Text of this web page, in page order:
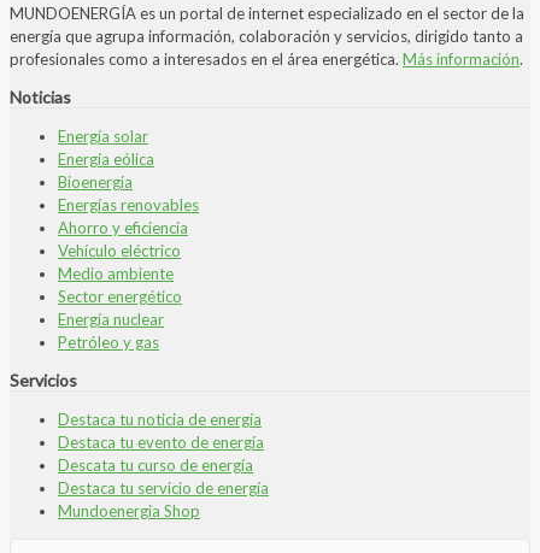
MUNDOENERGÍA es un portal de internet especializado en el sector de la
energía que agrupa información, colaboración y servicios, dirigido tanto a
profesionales como a interesados en el área energética. Más información.
Noticias
Energía solar
Energía eólica
Bioenergía
Energías renovables
Ahorro y eficiencia
Vehículo eléctrico
Medio ambiente
Sector energético
Energía nuclear
Petróleo y gas
Servicios
Destaca tu noticia de energía
Destaca tu evento de energía
Descata tu curso de energía
Destaca tu servicio de energía
Mundoenergia Shop